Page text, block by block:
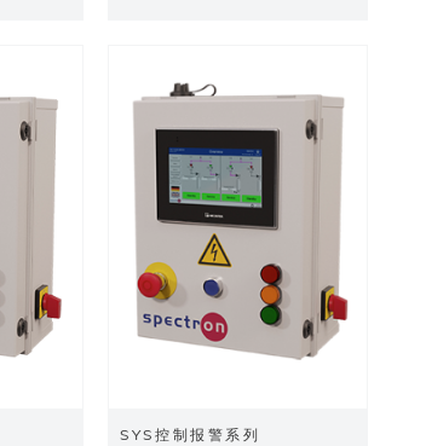
SYS控制报警系列